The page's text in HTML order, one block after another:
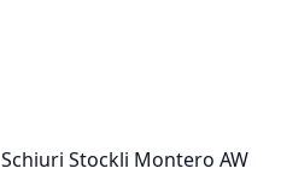
Schiuri Stockli Montero AW